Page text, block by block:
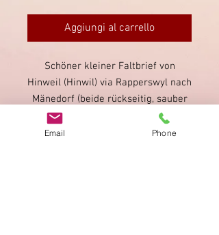
Aggiungi al carrello
Schöner kleiner Faltbrief von
Hinweil (Hinwil) via Rapperswyl nach
Mänedorf (beide rückseitig, sauber
gestempelt). Schöner
Fingerhutstempel von Hinweil auf
Email Phone